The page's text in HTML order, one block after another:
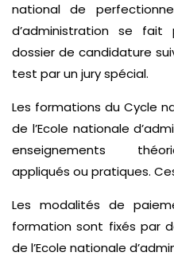
national de
d’administration se
dossier de candidature
test par un jury spécial.
Les formations du Cycle
de l’Ecole nationale
enseignements
appliqués ou pratiques.
Les modalités de
formation sont fixés par
de l’Ecole nationale